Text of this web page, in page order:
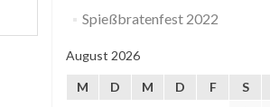
Spießbratenfest 2022
August 2026
M D M D F S